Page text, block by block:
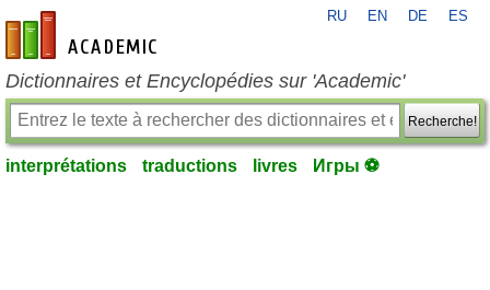
fr-academic.com
RU EN DE ES
Dictionnaires et Encyclopédies sur 'Academic'
Recherche!
interprétations traductions livres Игры ⚽